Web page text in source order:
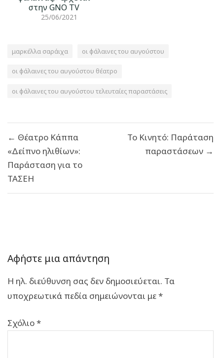
στην GNO TV
25/06/2021
μαρκέλλα σαράιχα οι φάλαινες του αυγούστου
οι φάλαινες του αυγούστου θέατρο
οι φάλαινες του αυγούστου τελευταίες παραστάσεις
άρθρων
← Θέατρο Κάππα
«Δείπνο ηλιθίων»:
Παράσταση για το
ΤΑΣΕΗ
Το Κινητό: Παράταση
παραστάσεων →
Αφήστε μια απάντηση
Η ηλ. διεύθυνση σας δεν δημοσιεύεται. Τα
υποχρεωτικά πεδία σημειώνονται με*
Σχόλιο*